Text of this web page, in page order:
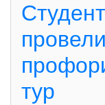
провели
тур